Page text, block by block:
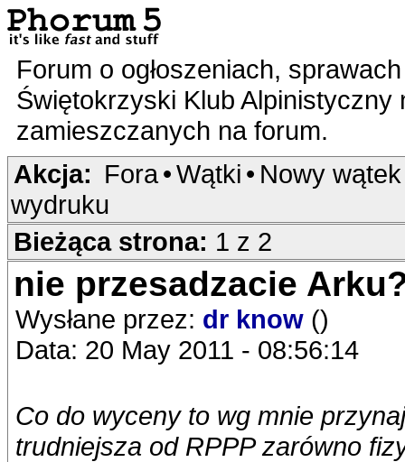
Forum o ogłoszeniach,
Świętokrzyski Klub
zamieszczanych na forum.
Akcja: Fora•Wątki • Nowy wątek
wydruku
Bieżąca strona: 1 z 2
nie przesadzacie
Wysłane przez: dr know ()
Data: 20 May 2011 - 08:56:14
Co do wyceny to wg mnie
trudniejsza od RPPP zarówno